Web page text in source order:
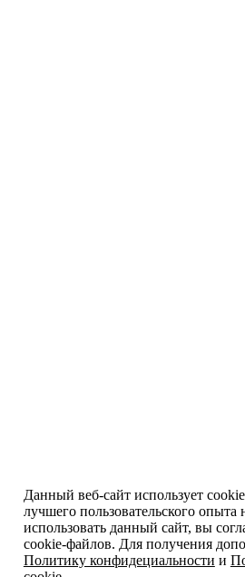
Данный веб-сайт использует
лучшего пользовательского
использовать данный сайт, вы
cookie-файлов. Для получения
Политику конфидециальности и